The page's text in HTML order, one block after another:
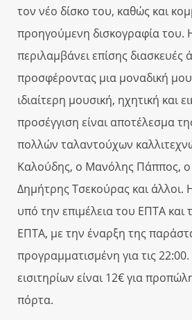
τον νέο δίσκο του, καθώς και
προηγούμενη δισκογραφία
περιλαμβάνει επίσης
προσφέροντας μια μοναδική
ιδιαίτερη μουσική, ηχητική και
προσέγγιση είναι αποτέλεσμα
πολλών ταλαντούχων
Καλούδης, ο Μανόλης Πάππος,
Δημήτρης Τσεκούρας και άλλοι.
υπό την επιμέλεια του ΕΠΤΑ και
ΕΠΤΑ, με την έναρξη της
προγραμματισμένη για τις 22:00.
εισιτηρίων είναι 12€ για
πόρτα.